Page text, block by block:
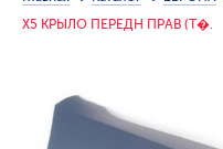
X5 КРЫЛО ПЕРЕДН ПРАВ (Т�.